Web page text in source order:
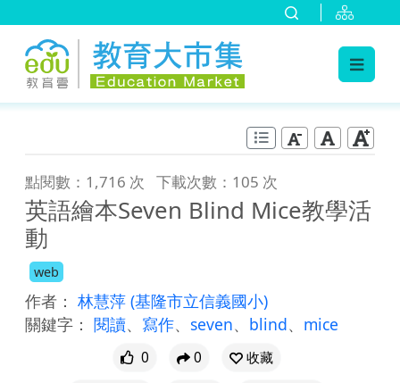
點閱數：1,716 次 下載次數：105 次
英語繪本Seven Blind Mice教學活
動
web
作者： 林慧萍 (基隆市立信義國小)
關鍵字： 閱讀、 寫作、 seven、 blind、 mice
0 0
收藏